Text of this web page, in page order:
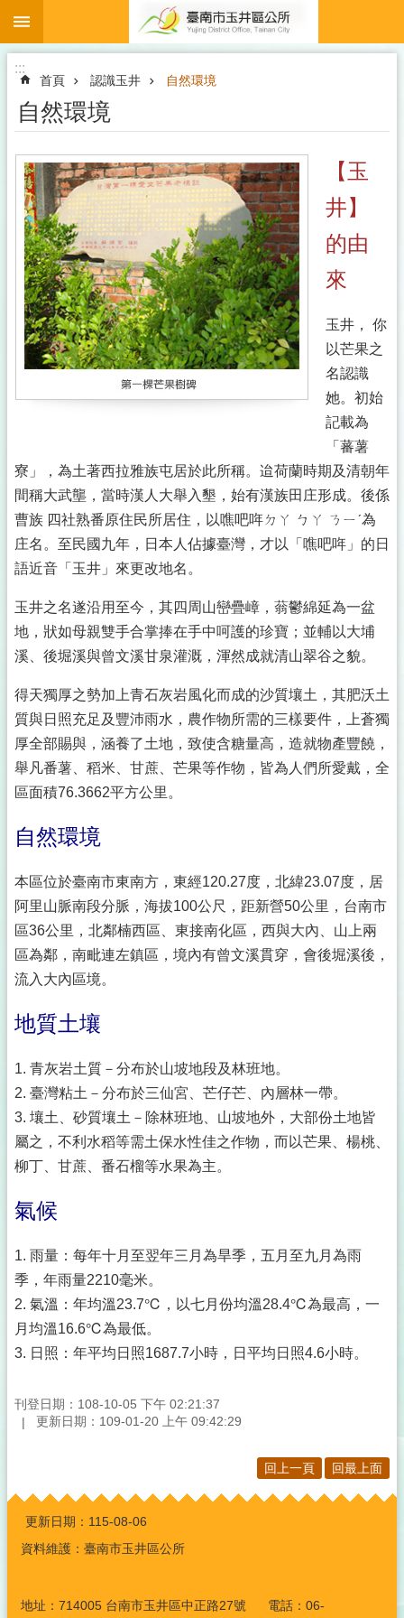
跳到主要內容區塊
:::
首頁 認識玉井 自然環境
自然環境
【玉
井】
的由
來
玉井， 你
以芒果之
名認識
她。初始
記載為
「蕃薯
寮」，為土著西拉雅族屯居於此所稱。迨荷蘭時期及清朝年
間稱大武壟，當時漢人大舉入墾，始有漢族田庄形成。後係
曹族 四社熟番原住民所居住，以噍吧哖ㄉㄚ ㄅㄚ ㄋㄧˊ為
庄名。至民國九年，日本人佔據臺灣，才以「噍吧哖」的日
語近音「玉井」來更改地名。
玉井之名遂沿用至今，其四周山巒疊嶂，蓊鬱綿延為一盆
地，狀如母親雙手合掌捧在手中呵護的珍寶；並輔以大埔
溪、後堀溪與曾文溪甘泉灌溉，渾然成就清山翠谷之貌。
得天獨厚之勢加上青石灰岩風化而成的沙質壤土，其肥沃土
質與日照充足及豐沛雨水，農作物所需的三樣要件，上蒼獨
厚全部賜與，涵養了土地，致使含糖量高，造就物產豐饒，
舉凡番薯、稻米、甘蔗、芒果等作物，皆為人們所愛戴，全
區面積76.3662平方公里。
自然環境
本區位於臺南市東南方，東經120.27度，北緯23.07度，居
阿里山脈南段分脈，海拔100公尺，距新營50公里，台南市
區36公里，北鄰楠西區、東接南化區，西與大內、山上兩
區為鄰，南毗連左鎮區，境內有曾文溪貫穿，會後堀溪後，
流入大內區境。
地質土壤
1. 青灰岩土質－分布於山坡地段及林班地。
2. 臺灣粘土－分布於三仙宮、芒仔芒、內層林一帶。
3. 壤土、砂質壤土－除林班地、山坡地外，大部份土地皆
屬之，不利水稻等需土保水性佳之作物，而以芒果、楊桃、
柳丁、甘蔗、番石榴等水果為主。
氣候
1. 雨量：每年十月至翌年三月為旱季，五月至九月為雨
季，年雨量2210毫米。
2. 氣溫：年均溫23.7℃，以七月份均溫28.4℃為最高，一
月均溫16.6℃為最低。
3. 日照：年平均日照1687.7小時，日平均日照4.6小時。
刊登日期：108-10-05 下午 02:21:37
更新日期：109-01-20 上午 09:42:29
回上一頁 回最上面
:::
更新日期： 115-08-06
資料維護：臺南市玉井區公所
地址：714005 台南市玉井區中正路27號 電話：06-